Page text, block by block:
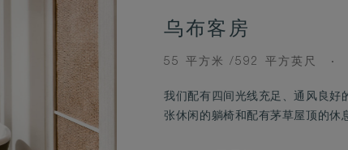
乌布客房
ROOM
55 平方米 /592 平方英尺
我们配有四间光线充足、通风良好
张休闲的躺椅和配有茅草屋顶的休